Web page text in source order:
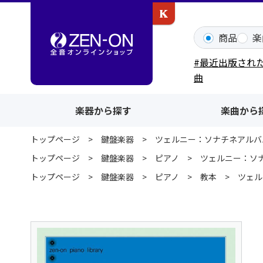
商品
#最近出版され
曲
楽器から探す 楽曲から
トップページ 鍵盤楽器
ツェルニー：ソナチネアル
トップページ
鍵盤楽器 ピアノ
ツェルニー：ソ
トップページ
鍵盤楽器 ピアノ 教本 ツェ